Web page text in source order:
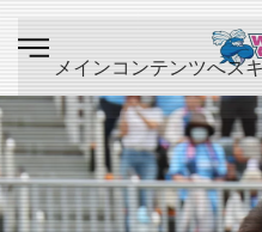
メインコンテンツへス